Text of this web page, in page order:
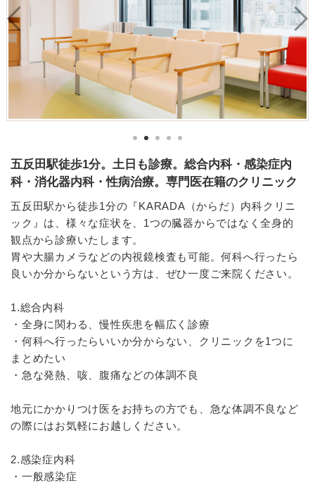
五反田駅徒歩1分。土日も診療。総合内科・感染症内
科・消化器内科・性病治療。専門医在籍のクリニック
五反田駅から徒歩1分の『KARADA（からだ）内科クリニ
ック』は、様々な症状を、1つの臓器からではなく全身的
観点から診療いたします。
胃や大腸カメラなどの内視鏡検査も可能。何科へ行ったら
良いか分からないという方は、ぜひ一度ご来院ください。
1.総合内科
・全身に関わる、慢性疾患を幅広く診療
・何科へ行ったらいいか分からない、クリニックを1つに
まとめたい
・急な発熱、咳、腹痛などの体調不良
地元にかかりつけ医をお持ちの方でも、急な体調不良など
の際にはお気軽にお越しください。
2.感染症内科
・一般感染症